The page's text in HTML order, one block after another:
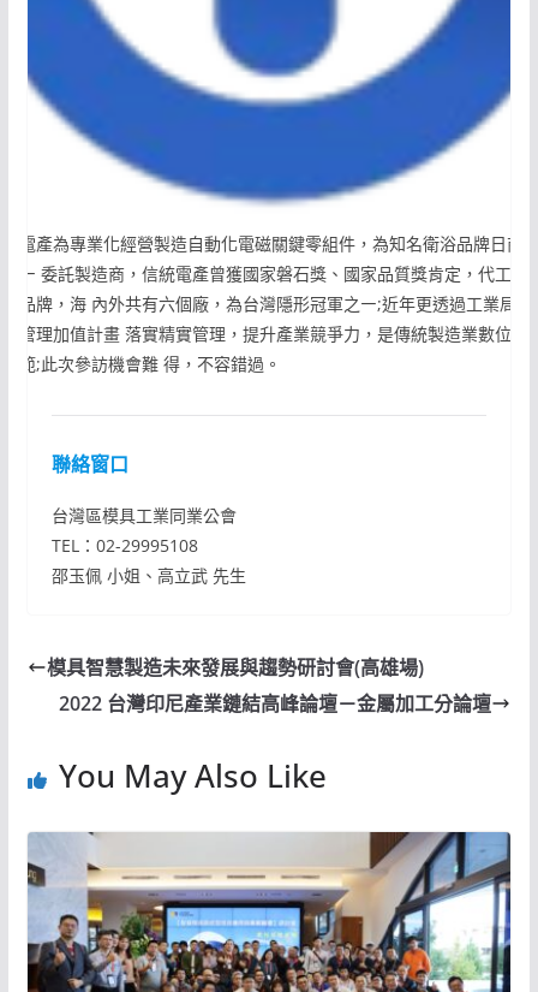
電產為專業化經營製造自動化電磁關鍵零組件，為知名衛浴品牌日商
㇐ 委託製造商，信統電產曾獲國家磐石獎、國家品質獎肯定，代工美
品牌，海 內外共有六個廠，為台灣隱形冠軍之㇐;近年更透過工業局數
管理加值計畫 落實精實管理，提升產業競爭力，是傳統製造業數位轉
範;此次參訪機會難 得，不容錯過。
聯絡窗口
台灣區模具工業同業公會
TEL：02-29995108
邵玉佩 小姐、高立武 先生
模具智慧製造未來發展與趨勢研討會(高雄場)
2022 台灣印尼產業鏈結高峰論壇－金屬加工分論壇
You May Also Like